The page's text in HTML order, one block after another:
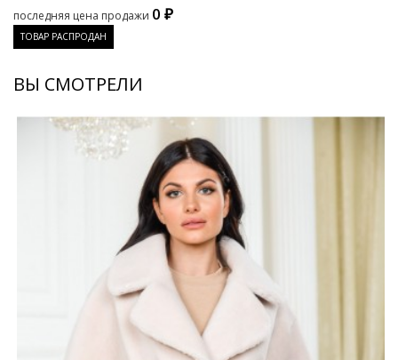
последняя цена продажи 0 ₽
ТОВАР РАСПРОДАН
ВЫ СМОТРЕЛИ